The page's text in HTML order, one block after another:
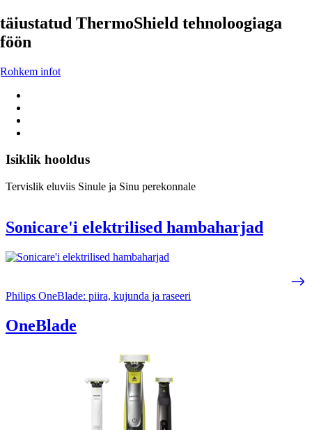
täiustatud ThermoShield tehnoloogiaga
föön
Rohkem infot
Isiklik hooldus
Tervislik eluviis Sinule ja Sinu perekonnale
Sonicare'i elektrilised hambaharjad
Philips OneBlade: piira, kujunda ja raseeri
OneBlade